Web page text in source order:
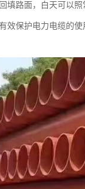
填路面，白天可以
保护电力电缆的